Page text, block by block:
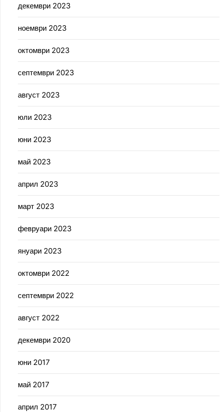
декември 2023
ноември 2023
октомври 2023
септември 2023
август 2023
юли 2023
юни 2023
май 2023
април 2023
март 2023
февруари 2023
януари 2023
октомври 2022
септември 2022
август 2022
декември 2020
юни 2017
май 2017
април 2017